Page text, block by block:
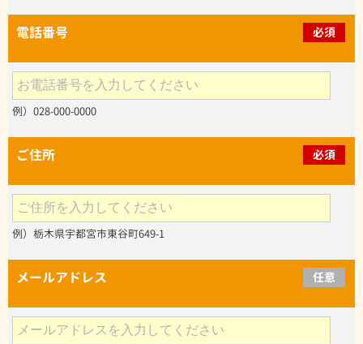
電話番号 必須
例）028-000-0000
ご住所 必須
例）栃木県宇都宮市東谷町649-1
メールアドレス 任意